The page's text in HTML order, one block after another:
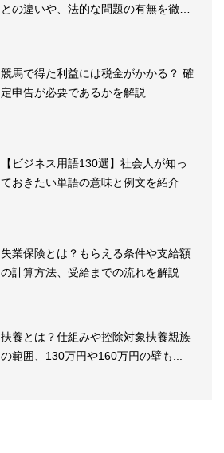
との違いや、法的な問題の有無を徹底
競馬で得た利益には税金がかかる？ 確
定申告が必要であるかを解説
【ビジネス用語130選】社会人が知っ
ておきたい単語の意味と例文を紹介
失業保険とは？もらえる条件や支給額
の計算方法、受給までの流れを解説
扶養とは？仕組みや控除対象扶養親族
の範囲、130万円や160万円の壁も...